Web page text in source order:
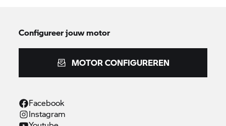
Configureer jouw motor
MOTOR CONFIGUREREN
Facebook
Instagram